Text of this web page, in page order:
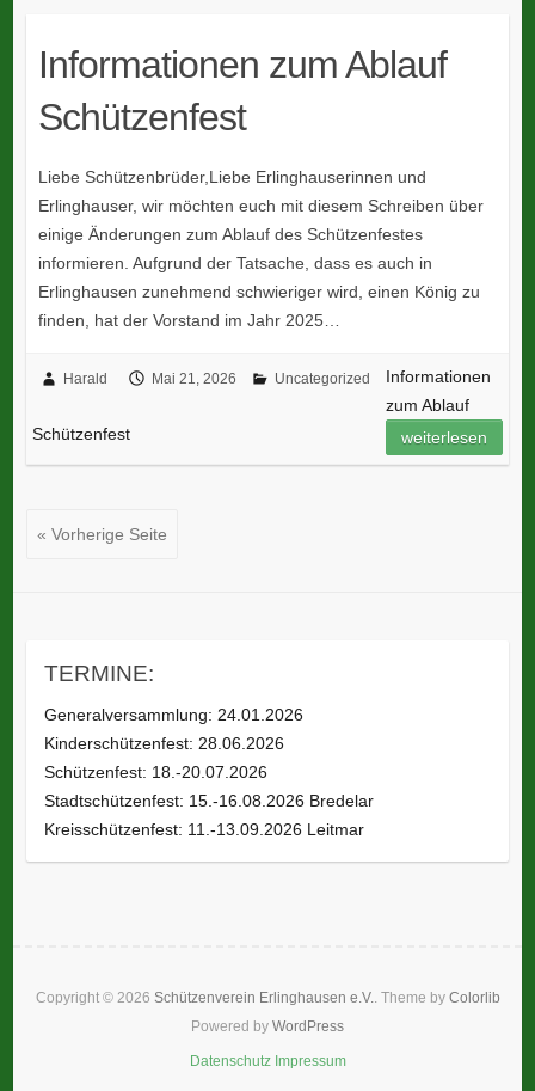
Informationen zum Ablauf
Schützenfest
Liebe Schützenbrüder,Liebe Erlinghauserinnen und
Erlinghauser, wir möchten euch mit diesem Schreiben über
einige Änderungen zum Ablauf des Schützenfestes
informieren. Aufgrund der Tatsache, dass es auch in
Erlinghausen zunehmend schwieriger wird, einen König zu
finden, hat der Vorstand im Jahr 2025…
Harald Mai 21, 2026 Uncategorized
Informationen
zum Ablauf
Schützenfest
weiterlesen
« Vorherige Seite
TERMINE:
Generalversammlung: 24.01.2026
Kinderschützenfest: 28.06.2026
Schützenfest: 18.-20.07.2026
Stadtschützenfest: 15.-16.08.2026 Bredelar
Kreisschützenfest: 11.-13.09.2026 Leitmar
Copyright © 2026 Schützenverein Erlinghausen e.V.. Theme by Colorlib
Powered by WordPress
Datenschutz Impressum